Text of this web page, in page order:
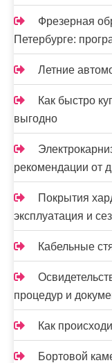
Фрезерная
Петербурге:
Летние
Как быстро
выгодно
рекомендации от
Покрытия
эксплуатация и
Кабельные
процедур и
Как
Бортовой